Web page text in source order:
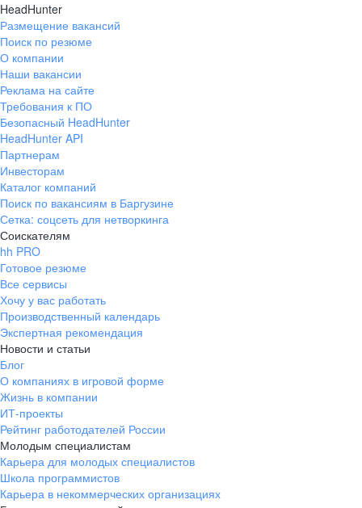
HeadHunter
Размещение вакансий
Поиск по резюме
О компании
Наши вакансии
Реклама на сайте
Требования к ПО
Безопасный HeadHunter
HeadHunter API
Партнерам
Инвесторам
Каталог компаний
Поиск по вакансиям в Баргузине
Сетка: соцсеть для нетворкинга
Соискателям
hh PRO
Готовое резюме
Все сервисы
Хочу у вас работать
Производственный календарь
Экспертная рекомендация
Новости и статьи
Блог
О компаниях в игровой форме
Жизнь в компании
ИТ-проекты
Рейтинг работодателей России
Молодым специалистам
Карьера для молодых специалистов
Школа программистов
Карьера в некоммерческих организациях